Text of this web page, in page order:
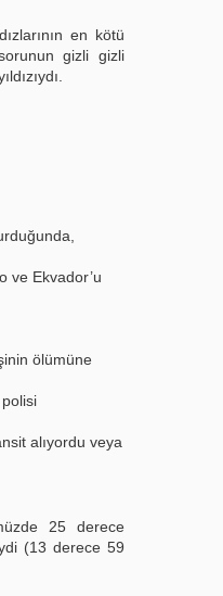
en kötü
gizli gizli
ve Ekvador’u
ölümüne
polisi
alıyordu veya
25 derece
(13 derece 59